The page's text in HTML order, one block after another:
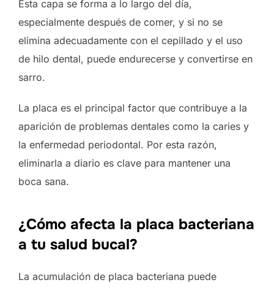
Esta capa se forma a lo largo del día,
especialmente después de comer, y si no se
elimina adecuadamente con el cepillado y el uso
de hilo dental, puede endurecerse y convertirse en
sarro.
La placa es el principal factor que contribuye a la
aparición de problemas dentales como la caries y
la enfermedad periodontal. Por esta razón,
eliminarla a diario es clave para mantener una
boca sana.
¿Cómo afecta la placa bacteriana
a tu salud bucal?
La acumulación de placa bacteriana puede